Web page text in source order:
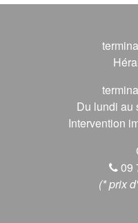
Du lundi au
Intervention
09
(* prix